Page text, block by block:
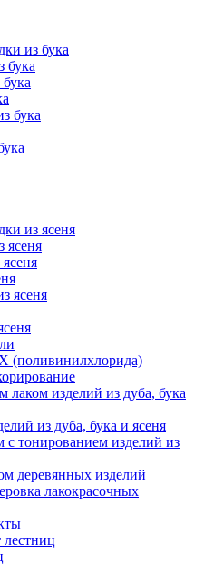
из бука
бука
бука
из ясеня
ясеня
ясеня
(поливинилхлорида)
лаком изделий из дуба, бука
из дуба, бука и ясеня
тонированием изделий из
деревянных изделий
лакокрасочных
лестниц